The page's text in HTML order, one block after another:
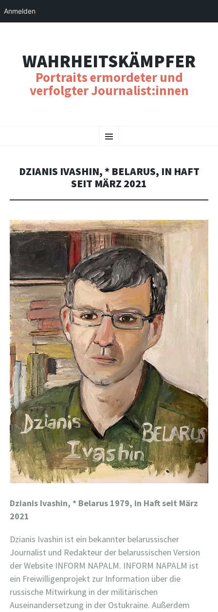
WAHRHEITSKÄMPFER
Portraits ermordeter und
verfolgter Journalist:innen
Menu
TO
DZIANIS IVASHIN, * BELARUS, IN HAFT
SEIT MÄRZ 2021
Dzianis Ivashin, * Belarus 1979, in Haft seit März
2021
Dzianis Ivashin ist ein bekannter belarussischer
Journalist und Redakteur der belarussischen Version
der Website INFORM NAPALM. INFORM NAPALM ist
ein Freiwilligenprojekt zur Information über die
russische Mitwirkung in der militärischen
Auseinandersetzung in der Ostukraine. Außerdem
Anmelden